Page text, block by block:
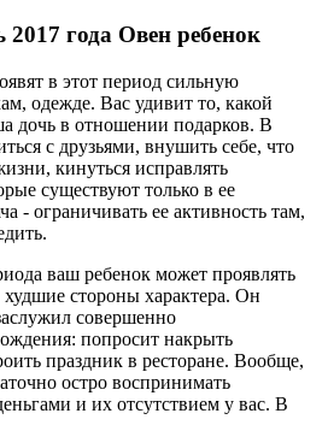
2017 года Овен ребенок
в этот период сильную
одежде. Вас удивит то, какой
дочь в отношении подарков. В
с друзьями, внушить себе, что
кинуться исправлять
существуют только в ее
- ограничивать ее активность там,
ваш ребенок может проявлять
стороны характера. Он
совершенно
попросит накрыть
праздник в ресторане. Вообще,
остро воспринимать
и их отсутствием у вас. В